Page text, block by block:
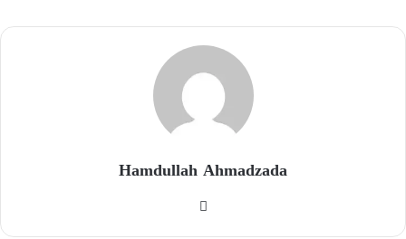
Hamdullah Ahmadzada